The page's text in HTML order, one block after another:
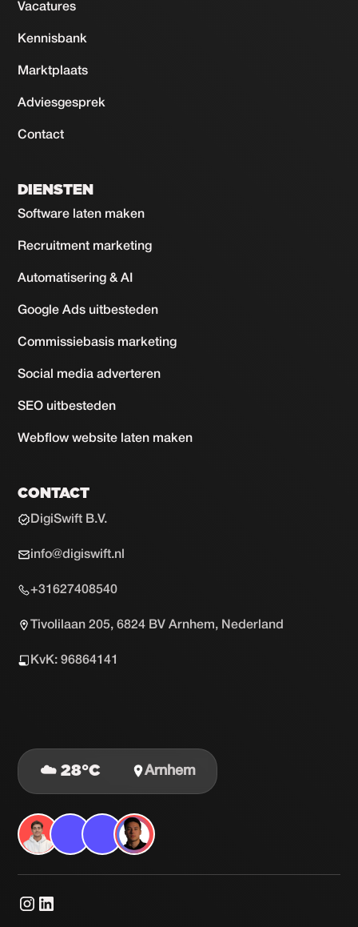
Vacatures
Kennisbank
Marktplaats
Adviesgesprek
Contact
DIENSTEN
Software laten maken
Recruitment marketing
Automatisering & AI
Google Ads uitbesteden
Commissiebasis marketing
Social media adverteren
SEO uitbesteden
Webflow website laten maken
CONTACT
DigiSwift B.V.
info@digiswift.nl
+31627408540
Tivolilaan 205, 6824 BV Arnhem, Nederland
KvK: 96864141
☁️ 28°C Arnhem